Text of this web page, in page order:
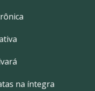
na íntegra